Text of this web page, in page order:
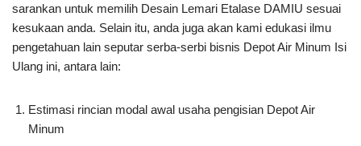
sarankan untuk memilih Desain Lemari Etalase DAMIU sesuai
kesukaan anda. Selain itu, anda juga akan kami edukasi ilmu
pengetahuan lain seputar serba-serbi bisnis Depot Air Minum Isi
Ulang ini, antara lain:
Estimasi rincian modal awal usaha pengisian Depot Air
Minum